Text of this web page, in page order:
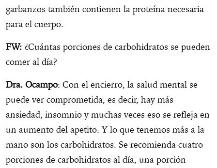
garbanzos también contienen la proteína necesaria
para el cuerpo.
FW: ¿Cuántas porciones de carbohidratos se pueden
comer al día?
Dra. Ocampo: Con el encierro, la salud mental se
puede ver comprometida, es decir, hay más
ansiedad, insomnio y muchas veces eso se refleja en
un aumento del apetito. Y lo que tenemos más a la
mano son los carbohidratos. Se recomienda cuatro
porciones de carbohidratos al día, una porción